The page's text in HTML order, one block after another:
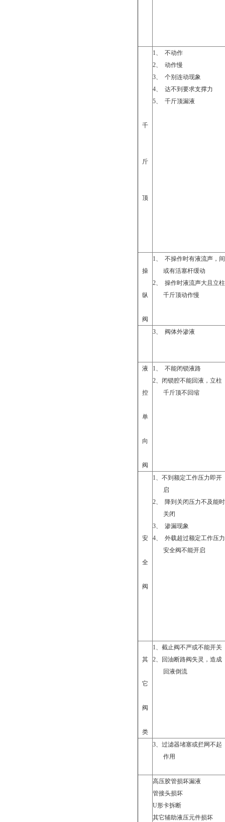
千
斤
顶
1、
不动作
2、
动作慢
3、
个别连动现象
4、
达不到要求支撑力
5、 千斤顶漏液
操
纵
阀
1、
不操作时有液流声，间
或有活塞杆缓动
2、
操作时液流声大且立柱
千斤顶动作慢
3、 阀体外渗液
液
控
单
向
阀
1、
不能闭锁液路
2、闭锁腔不能回液，立柱
千斤顶不回缩
安
全
阀
1、不到额定工作压力即开
启
2、
降到关闭压力不及能时
关闭
3、
渗漏现象
4、
外载超过额定工作压力
安全阀不能开启
其
它
阀
类
1、截止阀不严或不能开关
2、回油断路阀失灵，造成
回液倒流
3、过滤器堵塞或拦网不起
作用
高压胶管损坏漏液
管接头损坏
U形卡拆断
其它辅助液压元件损坏